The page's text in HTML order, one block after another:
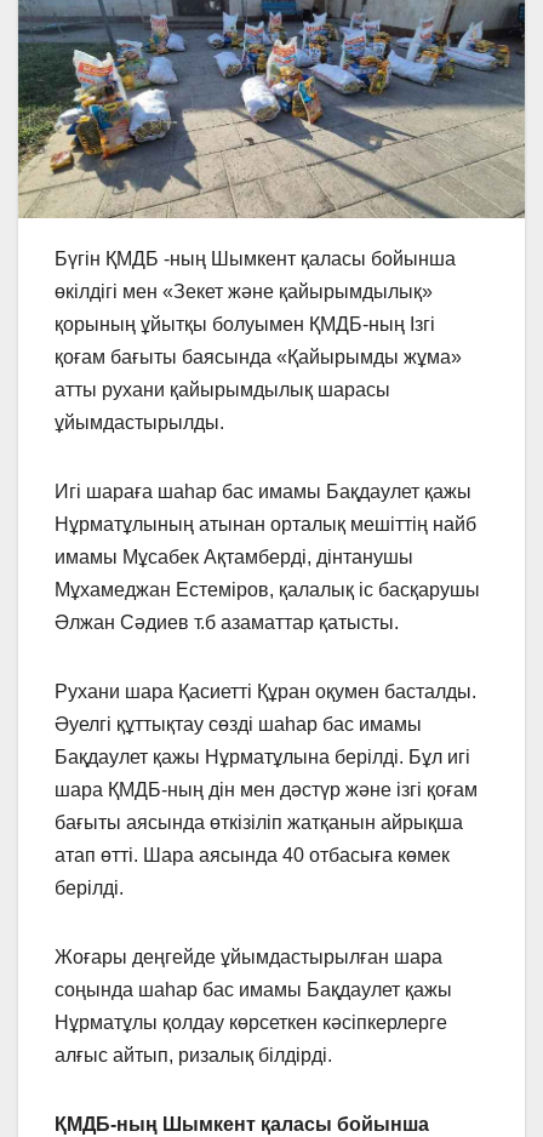
Бүгін ҚМДБ -ның Шымкент қаласы бойынша
өкілдігі мен «Зекет және қайырымдылық»
қорының ұйытқы болуымен ҚМДБ-ның Ізгі
қоғам бағыты баясында «Қайырымды жұма»
атты рухани қайырымдылық шарасы
ұйымдастырылды.
Игі шараға шаһар бас имамы Бақдаулет қажы
Нұрматұлының атынан орталық мешіттің найб
имамы Мұсабек Ақтамберді, дінтанушы
Мұхамеджан Естеміров, қалалық іс басқарушы
Әлжан Сәдиев т.б азаматтар қатысты.
Рухани шара Қасиетті Құран оқумен басталды.
Әуелгі құттықтау сөзді шаһар бас имамы
Бақдаулет қажы Нұрматұлына берілді. Бұл игі
шара ҚМДБ-ның дін мен дәстүр және ізгі қоғам
бағыты аясында өткізіліп жатқанын айрықша
атап өтті. Шара аясында 40 отбасыға көмек
берілді.
Жоғары деңгейде ұйымдастырылған шара
соңында шаһар бас имамы Бақдаулет қажы
Нұрматұлы қолдау көрсеткен кәсіпкерлерге
алғыс айтып, ризалық білдірді.
ҚМДБ-ның Шымкент қаласы бойынша